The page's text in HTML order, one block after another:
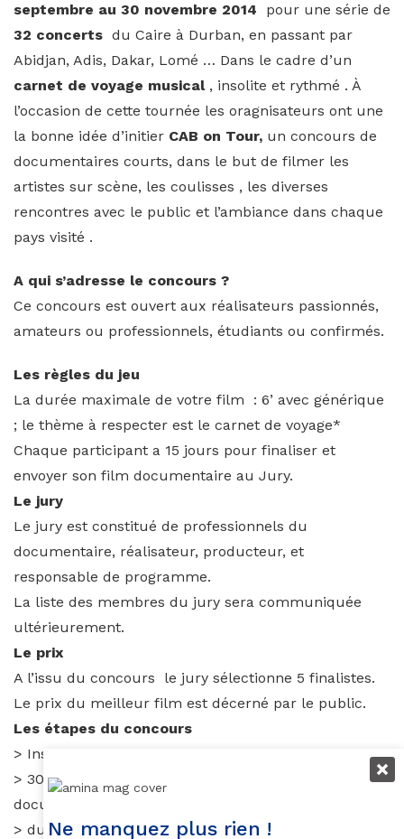
septembre au 30 novembre 2014 pour une série de
32 concerts du Caire à Durban, en passant par
Abidjan, Adis, Dakar, Lomé … Dans le cadre d’un
carnet de voyage musical, insolite et rythmé . À
l’occasion de cette tournée les oragnisateurs ont une
la bonne idée d’initier CAB on Tour, un concours de
documentaires courts, dans le but de filmer les
artistes sur scène, les coulisses , les diverses
rencontres avec le public et l’ambiance dans chaque
pays visité .
A qui s’adresse le concours ?
Ce concours est ouvert aux réalisateurs passionnés,
amateurs ou professionnels, étudiants ou confirmés.
Les règles du jeu
La durée maximale de votre film : 6’ avec générique
; le thème à respecter est le carnet de voyage*
Chaque participant a 15 jours pour finaliser et
envoyer son film documentaire au Jury.
Le jury
Le jury est constitué de professionnels du
documentaire, réalisateur, producteur, et
responsable de programme.
La liste des membres du jury sera communiquée
ultérieurement.
Le prix
A l’issu du concours le jury sélectionne 5 finalistes.
Le prix du meilleur film est décerné par le public.
Les étapes du concours
> Inscription du 1er au 31 août,
> 30 septembre au 15 décembre, envoi des 22
documentaires par les candidats,
> du 20 décembre au 20 janvier diffusion des
Ne manquez plus rien !